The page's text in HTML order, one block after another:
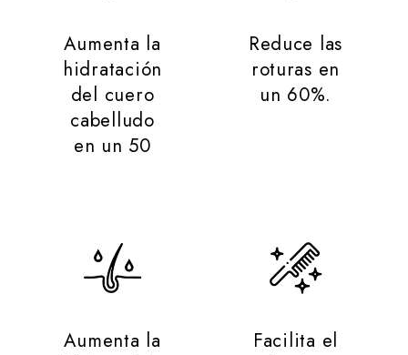
Aumenta la
hidratación
del cuero
cabelludo
en un 50
Reduce las
roturas en
un 60%.
Aumenta la
Facilita el